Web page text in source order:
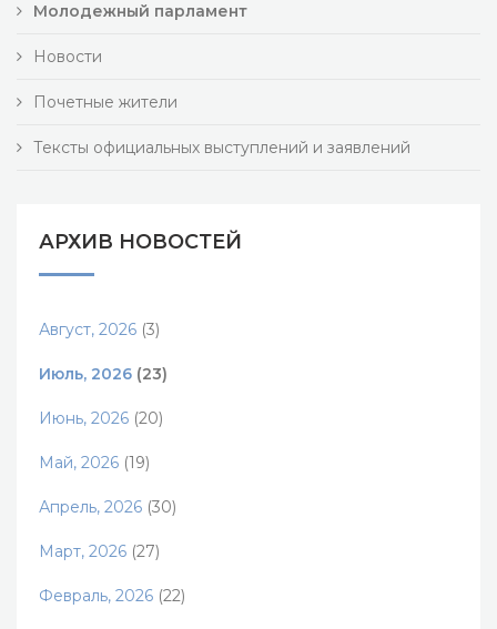
Молодежный парламент
Новости
Почетные жители
Тексты официальных выступлений и заявлений
АРХИВ НОВОСТЕЙ
Август, 2026 (3)
Июль, 2026 (23)
Июнь, 2026 (20)
Май, 2026 (19)
Апрель, 2026 (30)
Март, 2026 (27)
Февраль, 2026 (22)